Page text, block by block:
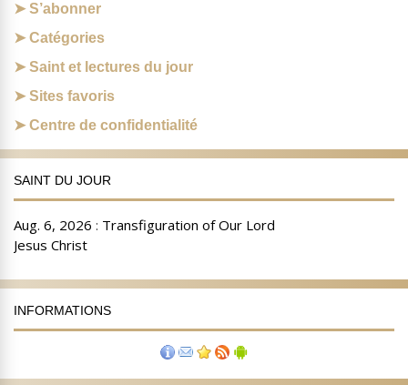
S’abonner
Catégories
Saint et lectures du jour
Sites favoris
Centre de confidentialité
SAINT DU JOUR
INFORMATIONS